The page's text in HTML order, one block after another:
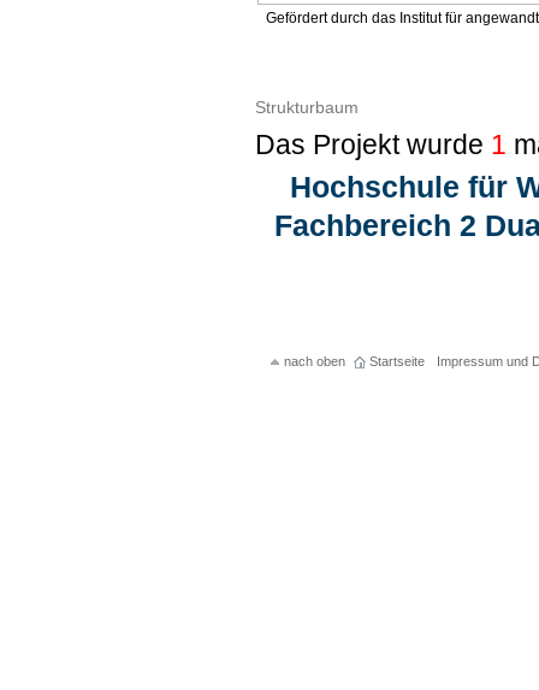
Gefördert durch das Institut für
Strukturbaum
Das Projekt wurde 1
Hochschule für
Fachbereich 2
nach oben Startseite Impressum und